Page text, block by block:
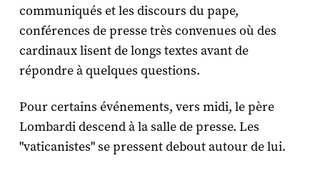
communiqués et les discours du pape,
conférences de presse très convenues où des
cardinaux lisent de longs textes avant de
répondre à quelques questions.
Pour certains événements, vers midi, le père
Lombardi descend à la salle de presse. Les
"vaticanistes" se pressent debout autour de lui.